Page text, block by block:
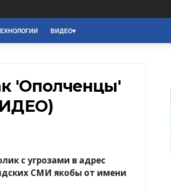
ВИДЕО
'Ополченцы'
с угрозами в адрес
СМИ якобы от имени